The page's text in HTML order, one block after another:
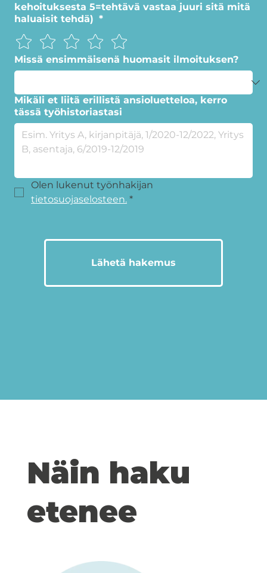
kehoituksesta 5=tehtävä vastaa juuri sitä mitä
haluaisit tehdä) *
Missä ensimmäisenä huomasit ilmoituksen?
Mikäli et liitä erillistä ansioluetteloa, kerro
tässä työhistoriastasi
tietosuojaselosteen. *
Lähetä hakemus
Näin haku
etenee